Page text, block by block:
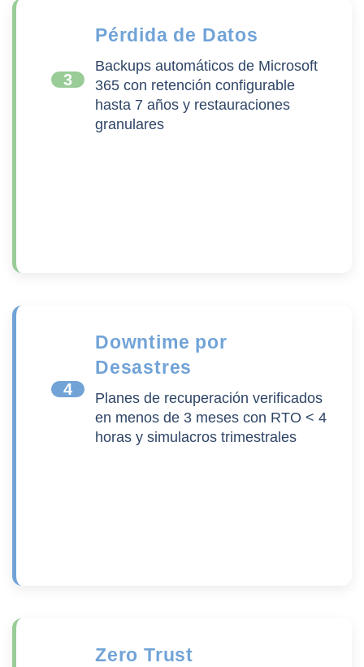
3
Pérdida de Datos
Backups automáticos de Microsoft
365 con retención configurable
hasta 7 años y restauraciones
granulares
4
Downtime por
Desastres
Planes de recuperación verificados
en menos de 3 meses con RTO < 4
horas y simulacros trimestrales
Zero Trust